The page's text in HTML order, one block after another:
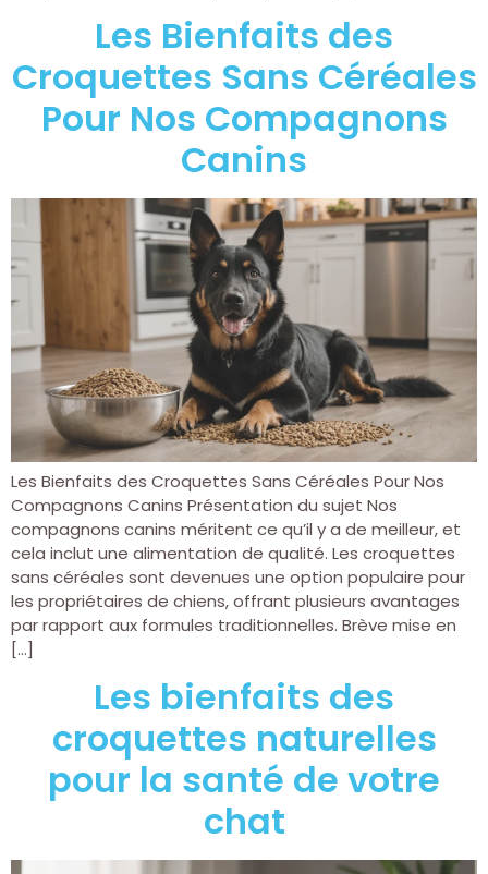
Les Bienfaits des
Croquettes Sans Céréales
Pour Nos Compagnons
Canins
Les Bienfaits des Croquettes Sans Céréales Pour Nos
Compagnons Canins Présentation du sujet Nos
compagnons canins méritent ce qu’il y a de meilleur, et
cela inclut une alimentation de qualité. Les croquettes
sans céréales sont devenues une option populaire pour
les propriétaires de chiens, offrant plusieurs avantages
par rapport aux formules traditionnelles. Brève mise en
[…]
Les bienfaits des
croquettes naturelles
pour la santé de votre
chat